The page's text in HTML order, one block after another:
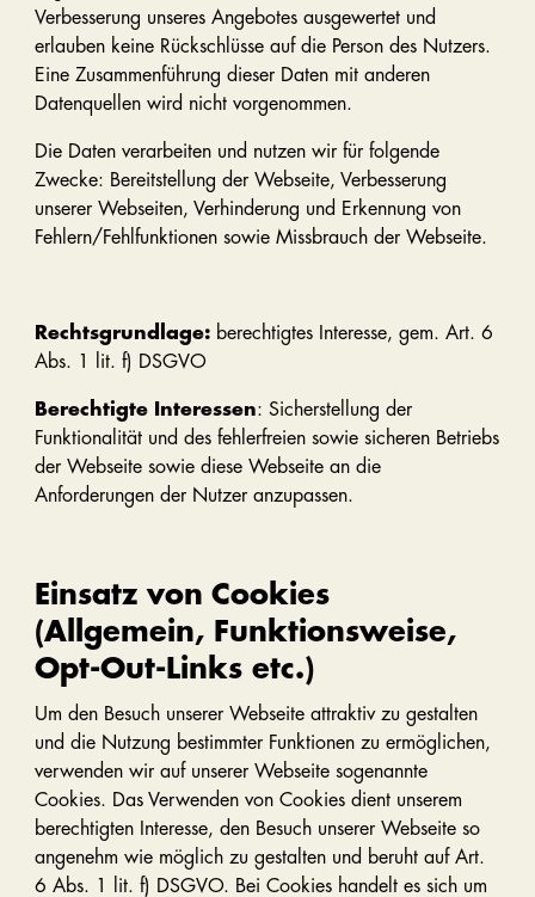
Verbesserung unseres Angebotes ausgewertet und
erlauben keine Rückschlüsse auf die Person des Nutzers.
Eine Zusammenführung dieser Daten mit anderen
Datenquellen wird nicht vorgenommen.
Die Daten verarbeiten und nutzen wir für folgende
Zwecke: Bereitstellung der Webseite, Verbesserung
unserer Webseiten, Verhinderung und Erkennung von
Fehlern/Fehlfunktionen sowie Missbrauch der Webseite.
Rechtsgrundlage: berechtigtes Interesse, gem. Art. 6
Abs. 1 lit. f) DSGVO
Berechtigte Interessen: Sicherstellung der
Funktionalität und des fehlerfreien sowie sicheren Betriebs
der Webseite sowie diese Webseite an die
Anforderungen der Nutzer anzupassen.
Einsatz von Cookies
(Allgemein, Funktionsweise,
Opt-Out-Links etc.)
Um den Besuch unserer Webseite attraktiv zu gestalten
und die Nutzung bestimmter Funktionen zu ermöglichen,
verwenden wir auf unserer Webseite sogenannte
Cookies. Das Verwenden von Cookies dient unserem
berechtigten Interesse, den Besuch unserer Webseite so
angenehm wie möglich zu gestalten und beruht auf Art.
6 Abs. 1 lit. f) DSGVO. Bei Cookies handelt es sich um